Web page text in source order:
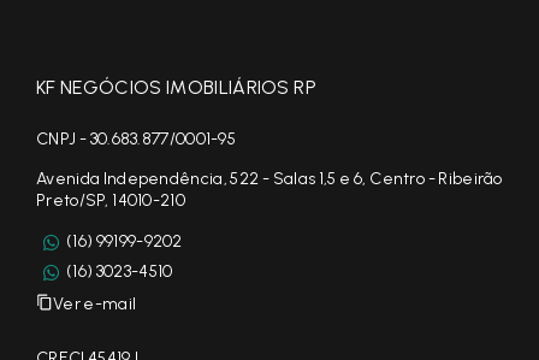
KF NEGÓCIOS IMOBILIÁRIOS RP
CNPJ - 30.683.877/0001-95
Avenida Independência, 522 - Salas 1,5 e 6, Centro - Ribeirão
Preto/SP, 14010-210
(16) 99199-9202
(16) 3023-4510
Ver e-mail